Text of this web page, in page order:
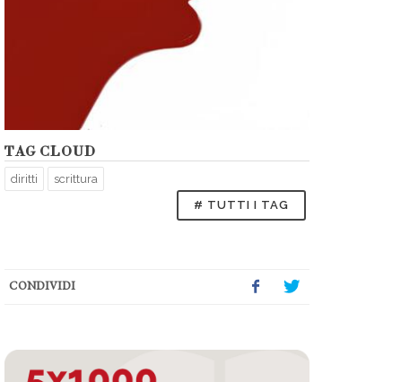
TAG CLOUD
diritti
scrittura
# TUTTI I TAG
CONDIVIDI